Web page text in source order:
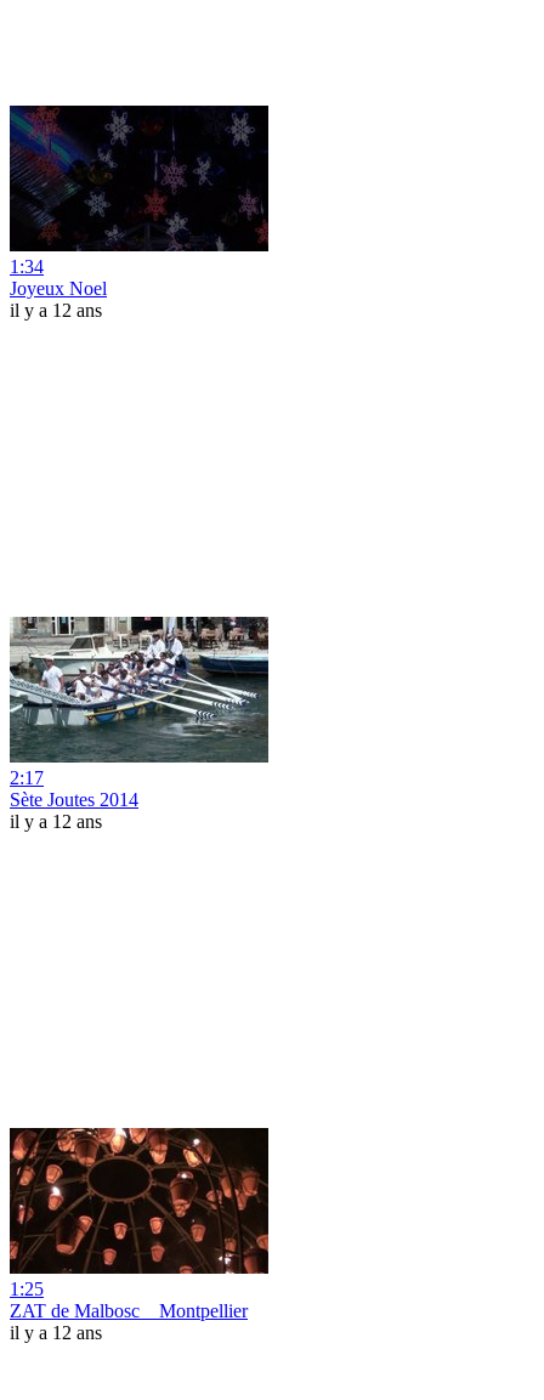
1:34
Joyeux Noel
il y a 12 ans
2:17
Sète Joutes 2014
il y a 12 ans
1:25
ZAT de Malbosc _ Montpellier
il y a 12 ans